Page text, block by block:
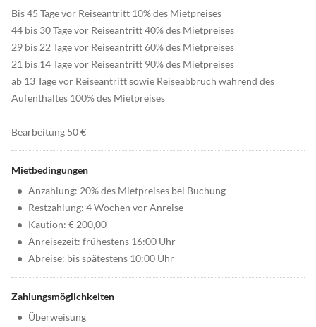
Bis 45 Tage vor Reiseantritt 10% des Mietpreises
44 bis 30 Tage vor Reiseantritt 40% des Mietpreises
29 bis 22 Tage vor Reiseantritt 60% des Mietpreises
21 bis 14 Tage vor Reiseantritt 90% des Mietpreises
ab 13 Tage vor Reiseantritt sowie Reiseabbruch während des
Aufenthaltes 100% des Mietpreises
Bearbeitung 50 €
Mietbedingungen
• Anzahlung: 20% des Mietpreises bei Buchung
• Restzahlung: 4 Wochen vor Anreise
• Kaution: € 200,00
• Anreisezeit: frühestens 16:00 Uhr
• Abreise: bis spätestens 10:00 Uhr
Zahlungsmöglichkeiten
• Überweisung